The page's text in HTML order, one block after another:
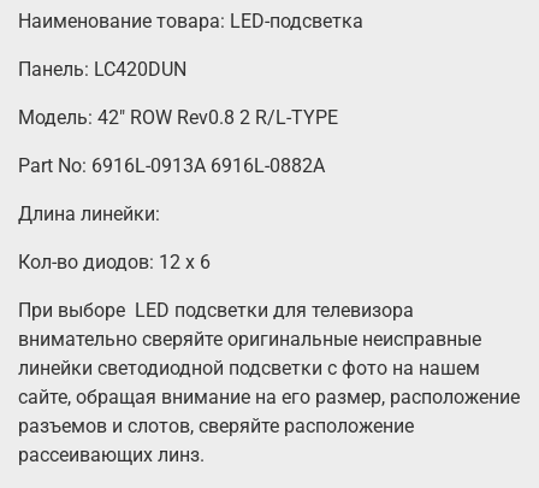
Наименование товара: LED-подсветка
Панель: LC420DUN
Модель: 42" ROW Rev0.8 2 R/L-TYPE
Part No: 6916L-0913A 6916L-0882A
Длина линейки:
Кол-во диодов: 12 х 6
При выборе LED подсветки для телевизора
внимательно сверяйте оригинальные неисправные
линейки светодиодной подсветки с фото на нашем
сайте, обращая внимание на его размер, расположение
разъемов и слотов, сверяйте расположение
рассеивающих линз.